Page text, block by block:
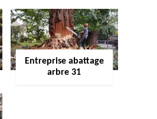
Entreprise abattage
arbre 31